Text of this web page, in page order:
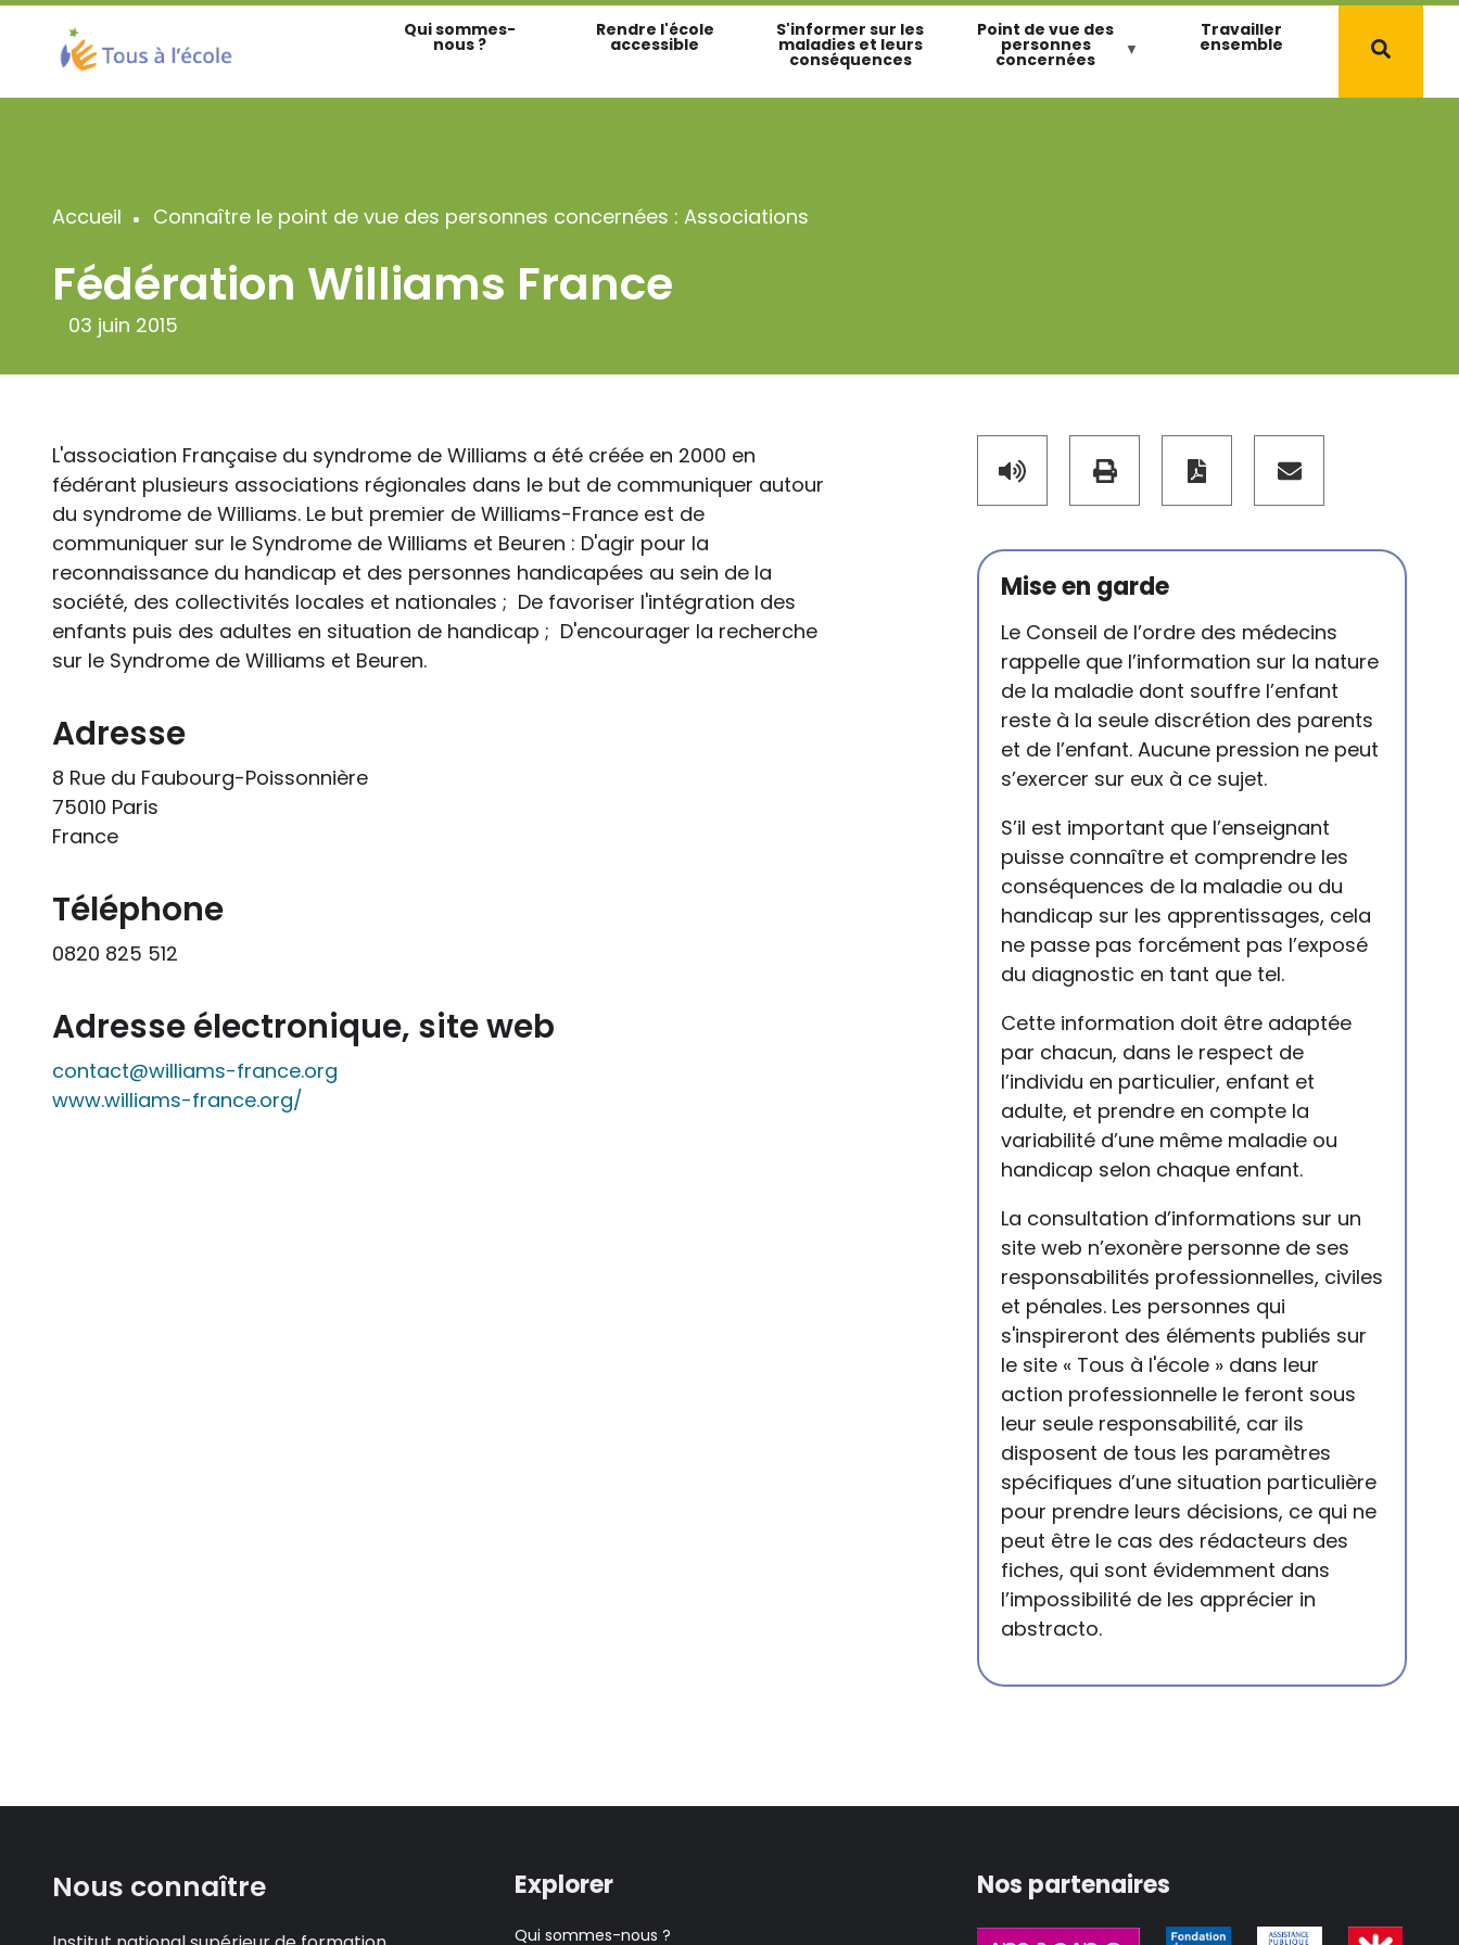
Aller
contenu
principal
Qui sommes-
nous ?
Rendre l'école
accessible
S'informer sur les
maladies et leurs
conséquences
Point de vue des
personnes
concernées
Travailler
ensemble
Fil
d'Ariane
Accueil Connaître le point de vue des personnes concernées : Associations
Fédération Williams France
03 juin 2015
Mise en garde
Le Conseil de l’ordre des médecins
rappelle que l’information sur la nature
de la maladie dont souffre l’enfant
reste à la seule discrétion des parents
et de l’enfant. Aucune pression ne peut
s’exercer sur eux à ce sujet.
S’il est important que l’enseignant
puisse connaître et comprendre les
conséquences de la maladie ou du
handicap sur les apprentissages, cela
ne passe pas forcément pas l’exposé
du diagnostic en tant que tel.
Cette information doit être adaptée
par chacun, dans le respect de
l’individu en particulier, enfant et
adulte, et prendre en compte la
variabilité d’une même maladie ou
handicap selon chaque enfant.
La consultation d’informations sur un
site web n’exonère personne de ses
responsabilités professionnelles, civiles
et pénales. Les personnes qui
s'inspireront des éléments publiés sur
le site « Tous à l'école » dans leur
action professionnelle le feront sous
leur seule responsabilité, car ils
disposent de tous les paramètres
spécifiques d’une situation particulière
pour prendre leurs décisions, ce qui ne
peut être le cas des rédacteurs des
fiches, qui sont évidemment dans
l’impossibilité de les apprécier in
abstracto.
L'association Française du syndrome de Williams a été créée en 2000 en
fédérant plusieurs associations régionales dans le but de communiquer autour
du syndrome de Williams. Le but premier de Williams-France est de
communiquer sur le Syndrome de Williams et Beuren : D'agir pour la
reconnaissance du handicap et des personnes handicapées au sein de la
société, des collectivités locales et nationales ; De favoriser l'intégration des
enfants puis des adultes en situation de handicap ; D'encourager la recherche
sur le Syndrome de Williams et Beuren.
Adresse
8 Rue du Faubourg-Poissonnière
75010 Paris
France
Téléphone
0820 825 512
Adresse électronique, site web
contact@williams-france.org
www.williams-france.org/
Nous connaître Explorer
Qui sommes-nous ?
Nos partenaires